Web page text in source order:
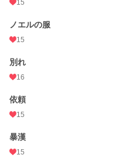
15
ノエルの服
15
別れ
16
依頼
15
暴漢
15